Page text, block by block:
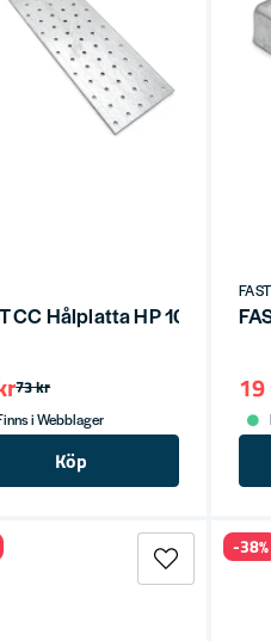
CC Hålplatta HP
73 kr
i Webblager
Köp
FAST
-38%